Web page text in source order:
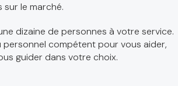
sur le marché.
dizaine de personnes à votre service.
personnel compétent pour vous aider,
guider dans votre choix.